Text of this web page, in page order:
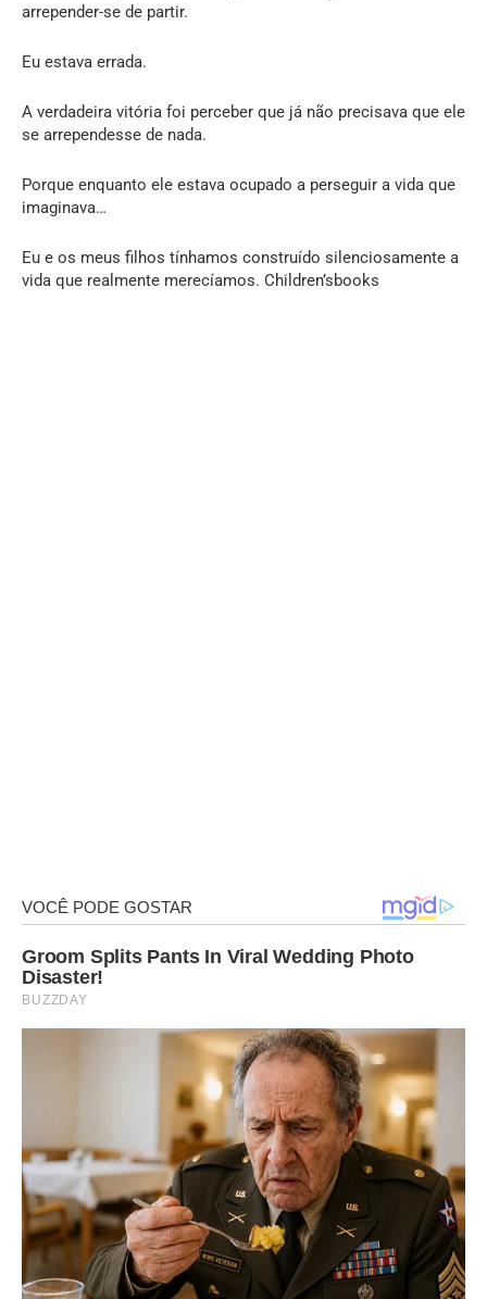
arrepender-se de partir.
Eu estava errada.
A verdadeira vitória foi perceber que já não precisava que ele
se arrependesse de nada.
Porque enquanto ele estava ocupado a perseguir a vida que
imaginava…
Eu e os meus filhos tínhamos construído silenciosamente a
vida que realmente merecíamos. Children’sbooks